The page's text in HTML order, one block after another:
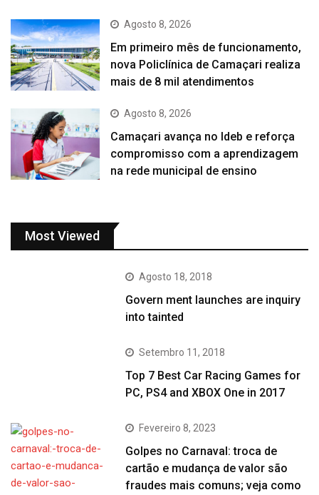
Agosto 8, 2026
Em primeiro mês de funcionamento,
nova Policlínica de Camaçari realiza
mais de 8 mil atendimentos
Agosto 8, 2026
Camaçari avança no Ideb e reforça
compromisso com a aprendizagem
na rede municipal de ensino
Most Viewed
Agosto 18, 2018
Govern ment launches are inquiry
into tainted
Setembro 11, 2018
Top 7 Best Car Racing Games for
PC, PS4 and XBOX One in 2017
Fevereiro 8, 2023
Golpes no Carnaval: troca de
cartão e mudança de valor são
fraudes mais comuns; veja como